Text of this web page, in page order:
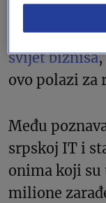
egzistenciji?
koje je
svijet biznisa,
ovo polazi za
Među
srpskoj IT i
onima koji su
milione